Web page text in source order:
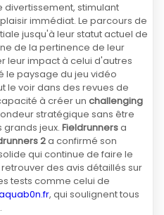
divertissement, stimulant
immédiat. Le parcours de
jusqu'à leur statut actuel de
de la pertinence de leur
leur impact à celui d'autres
le paysage du jeu vidéo
le voir dans des revues de
à créer un challenging
stratégique sans être
jeux. Fieldrunnersa
2a confirmé son
qui continue de faire le
des avis détaillés sur
tests comme celui de
, qui soulignent tous